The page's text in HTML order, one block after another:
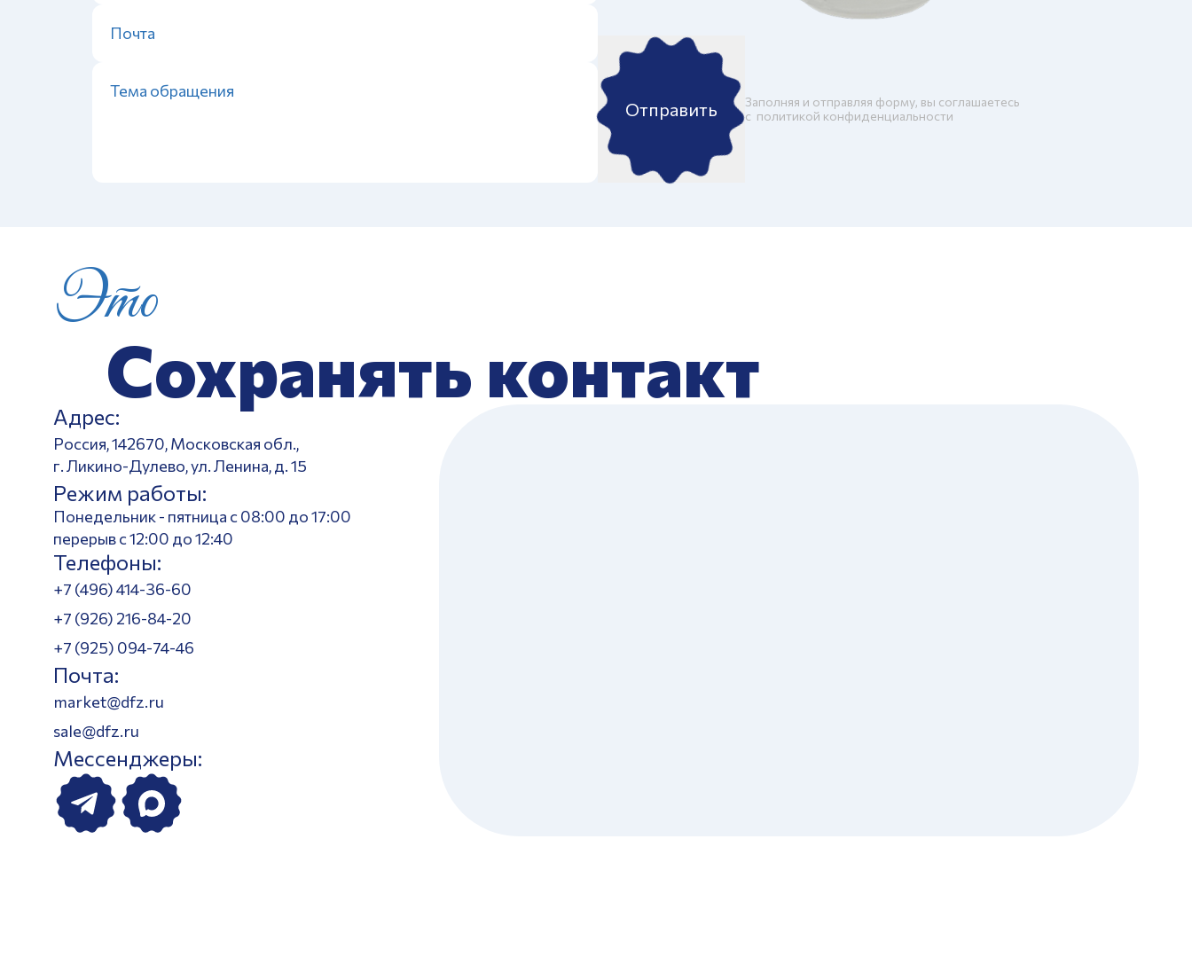
Отправить
Заполняя и отправляя форму, вы соглашаетесь
c политикой конфиденциальности
Это
Сохранять контакт
Адрес:
Россия, 142670, Московская обл.,
г. Ликино-Дулево, ул. Ленина, д. 15
Режим работы:
Понедельник - пятница с 08:00 до 17:00
перерыв с 12:00 до 12:40
Телефоны:
+7 (496) 414-36-60
+7 (926) 216-84-20
+7 (925) 094-74-46
Почта:
market@dfz.ru
sale@dfz.ru
Мессенджеры: